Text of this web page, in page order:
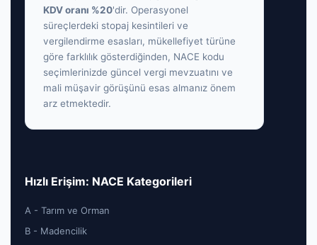
KDV oranı %20'dir. Operasyonel
süreçlerdeki stopaj kesintileri ve
vergilendirme esasları, mükellefiyet türüne
göre farklılık gösterdiğinden, NACE kodu
seçimlerinizde güncel vergi mevzuatını ve
mali müşavir görüşünü esas almanız önem
arz etmektedir.
Hızlı Erişim: NACE Kategorileri
A - Tarım ve Orman
B - Madencilik